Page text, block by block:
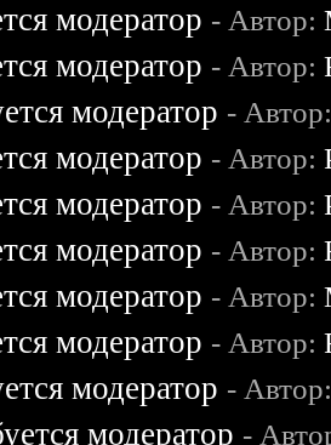
модератор - Автор:
модератор - Автор:
модератор -
модератор - Автор:
модератор - Автор:
модератор - Автор:
модератор - Автор:
модератор - Автор:
модератор -
модератор -